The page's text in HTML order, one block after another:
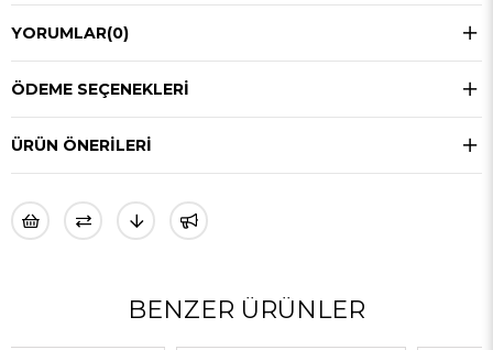
YORUMLAR(0)
ÖDEME SEÇENEKLERI
ÜRÜN ÖNERILERI
BENZER ÜRÜNLER